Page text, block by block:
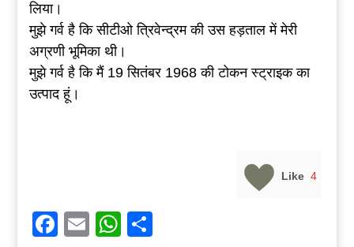
लिया।
मुझे गर्व है कि सीटीओ त्रिवेन्द्रम की उस हड़ताल में मेरी
अग्रणी भूमिका थी।
मुझे गर्व है कि मैं 19 सितंबर 1968 की टोकन स्ट्राइक का
उत्पाद हूं।
Like 4
Facebook
EmailWhatsApp